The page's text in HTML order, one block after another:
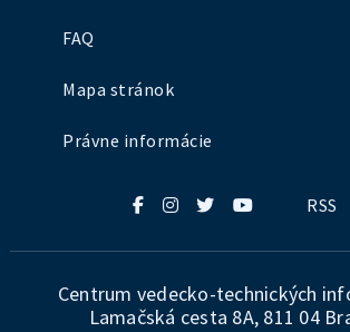
FAQ
Mapa stránok
Právne informácie
RSS
Centrum vedecko-technických
Lamačská cesta 8A, 811 04